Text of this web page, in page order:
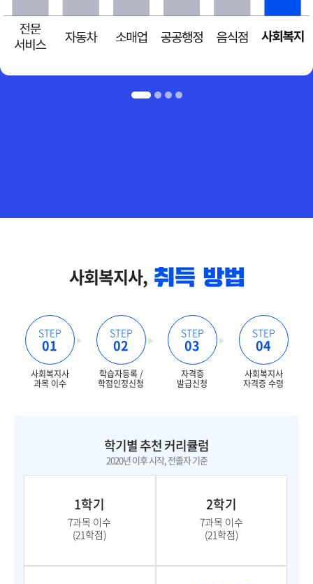
사회복지사,
STEP
01
사회복지사
과목 이수
STEP
02
학습자등록 /
학점인정신청
STEP
03
자격증
발급신청
STEP
04
사회복지사
자격증 수령
학기별 추천 커리큘럼
2020년 이후 시작, 전졸자 기준
1학기
7과목 이수
(21학점)
2학기
7과목 이수
(21학점)